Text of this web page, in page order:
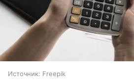
Источник: Freepik